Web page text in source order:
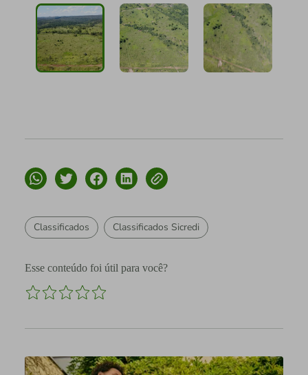
Classificados Classificados Sicredi
Esse conteúdo foi útil para você?